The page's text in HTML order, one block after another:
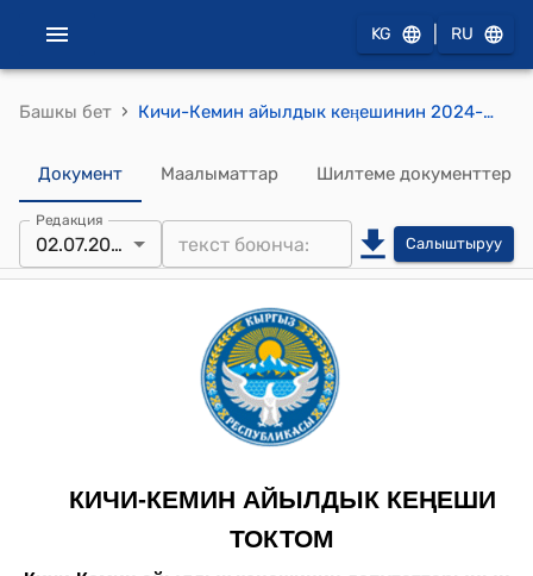
KG RU
Башкы бет › Кичи-Кемин айылдык кеӊешинин 2024-жылдын 2-июлундагы № 11/1 "Атайын жабдууларды сатып алуу (жүктөгүч) жөнүндө" токтому
Документ Маалыматтар Шилтеме документтер
Редакция
02.07.2024 Салыштыруу